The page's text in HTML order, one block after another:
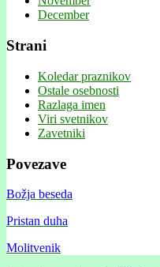
December
Strani
Koledar praznikov
Ostale osebnosti
Razlaga imen
Viri svetnikov
Zavetniki
Povezave
Božja beseda
Pristan duha
Molitvenik